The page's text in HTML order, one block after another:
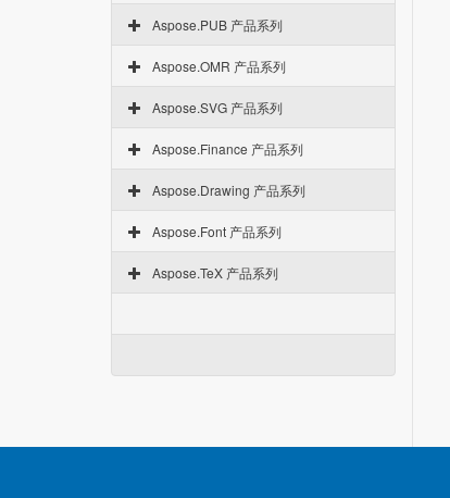
Aspose.PUB 产品系列
Aspose.OMR 产品系列
Aspose.SVG 产品系列
Aspose.Finance 产品系列
Aspose.Drawing 产品系列
Aspose.Font 产品系列
Aspose.TeX 产品系列